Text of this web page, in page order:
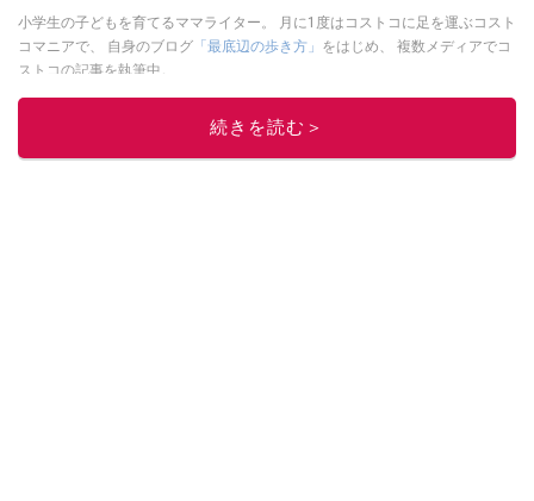
小学生の子どもを育てるママライター。 月に1度はコストコに足を運ぶコスト
コマニアで、 自身のブログ 「最底辺の歩き方」 をはじめ、 複数メディアでコ
ストコの記事を執筆中。
このイチオシストの他の記事を読む
続きを読む＞